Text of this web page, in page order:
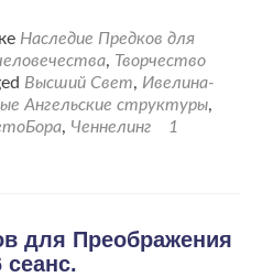
Наследие Предков для
, Творчество
Высший Свет, Ивелина-
Ангельские структуры,
, Ченнелинг
1
для Преображения